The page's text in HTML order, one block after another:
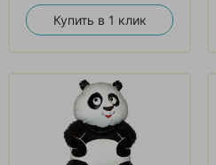
Купить в 1 клик